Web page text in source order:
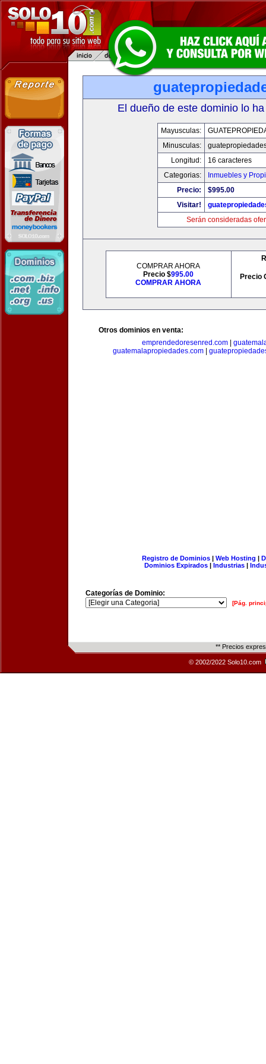
El dueño de este dominio lo
Mayusculas:
Minusculas:
Longitud:
16 caracteres
Categorias:
Inmuebles y
Precio:
$995.00
Visitar!
Serán consideradas
COMPRAR AHORA
Precio $995.00
COMPRAR AHORA
Precio
Otros dominios en venta:
emprendedoresenred.com|
guatemalapropiedades.com|
Registro de Dominios| Web Hosting |
Dominios Expirados | Industrias |
Categorías de Dominio:
[Pág.
** Precios
© 2002/2022 Solo10.com